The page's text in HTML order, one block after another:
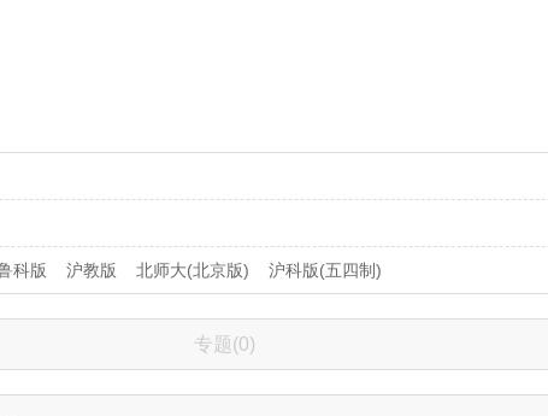
科版 沪教版 北师大(北京版) 沪科版(五四制)
专题(0)